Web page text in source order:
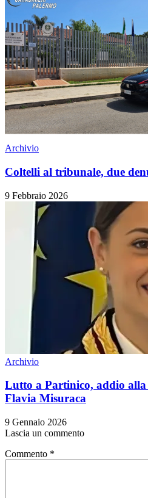
Archivio
Coltelli al tribunale, due
9 Febbraio 2026
Archivio
Lutto a Partinico, addio alla
Flavia Misuraca
9 Gennaio 2026
Lascia un commento
Commento *